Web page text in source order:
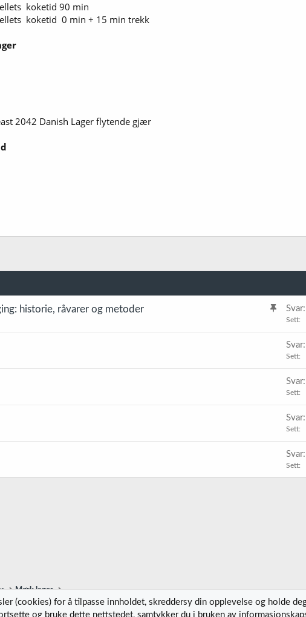
koketid 90 min
koketid 0 min + 15 min trekk
2042 Danish Lager flytende gjær
K
historie, råvarer og metoder Svar
Sett
Svar
Sett
Svar
Sett
Svar
Sett
Svar
Sett
Mørk lager
(cookies) for å tilpasse innholdet, skreddersy din opplevelse og holde
og bruke dette nettstedet, samtykker du i bruken av